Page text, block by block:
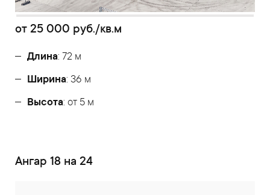
от 25 000 руб./кв.м
Длина: 72 м
Ширина: 36 м
Высота: от 5 м
Ангар 18 на 24